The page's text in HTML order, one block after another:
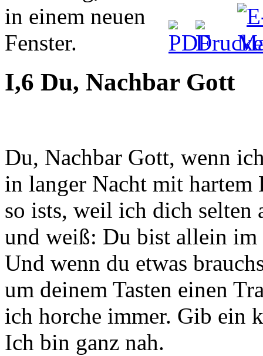
I,6 Du, Nachbar Gott
Du, Nachbar Gott, wenn
in langer Nacht mit hartem
so ists, weil ich dich selten
und weiß: Du bist allein im
Und wenn du etwas
um deinem Tasten einen
ich horche immer. Gib ein
Ich bin ganz nah.